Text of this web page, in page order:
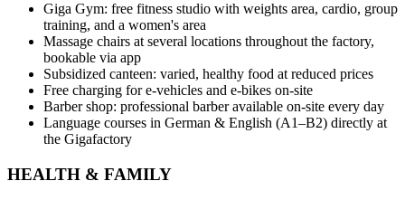
Giga Gym: free fitness studio with weights area, cardio, group
training, and a women's area
Massage chairs at several locations throughout the factory,
bookable via app
Subsidized canteen: varied, healthy food at reduced prices
Free charging for e-vehicles and e-bikes on-site
Barber shop: professional barber available on-site every day
Language courses in German & English (A1–B2) directly at
the Gigafactory
HEALTH & FAMILY